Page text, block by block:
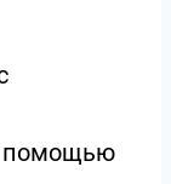
помощью